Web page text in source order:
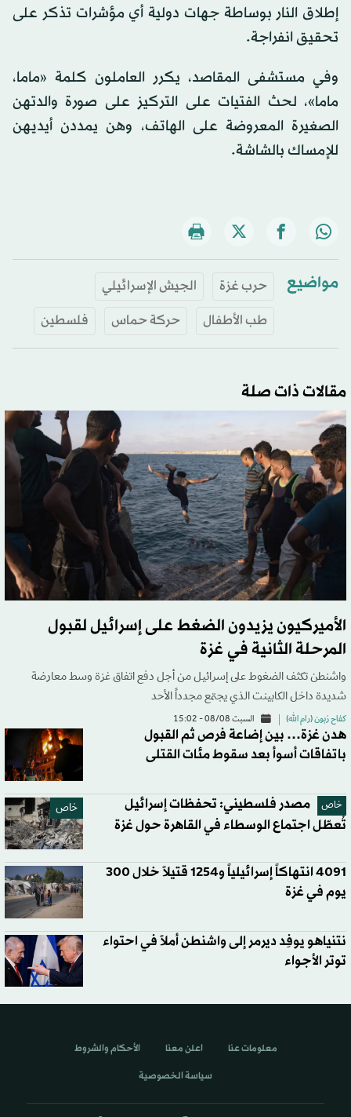
إطلاق النار بوساطة جهات دولية أي مؤشرات تذكر على
تحقيق انفراجة.
وفي مستشفى المقاصد، يكرر العاملون كلمة «ماما،
ماما»، لحث الفتيات على التركيز على صورة والدتهن
الصغيرة المعروضة على الهاتف، وهن يمددن أيديهن
للإمساك بالشاشة.
مواضيع حرب غزة
الجيش الإسرائيلي
طب الأطفال
حركة حماس فلسطين
مقالات ذات صلة
الأميركيون يزيدون الضغط على إسرائيل لقبول
المرحلة الثانية في غزة
واشنطن تكثف الضغوط على إسرائيل من أجل دفع اتفاق غزة وسط معارضة
شديدة داخل الكابينت الذي يجتمع مجدداً الأحد
كفاح زبون (رام الله) السبت 08/08 - 15:02
هدن غزة… بين إضاعة فرص ثم القبول
باتفاقات أسوأ بعد سقوط مئات القتلى
خاص خاص
مصدر فلسطيني: تحفظات إسرائيل
تُعطّل اجتماع الوسطاء في القاهرة حول غزة
4091 انتهاكاً إسرائيلياً و1254 قتيلاً خلال 300
يوم في غزة
نتنياهو يوفِد ديرمر إلى واشنطن أملاً في احتواء
توتر الأجواء
معلومات عنا اعلن معنا الأحكام والشروط
سياسة الخصوصية